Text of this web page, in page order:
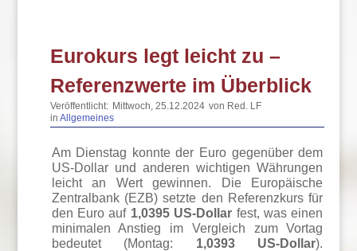
Eurokurs legt leicht zu –
Referenzwerte im Überblick
Veröffentlicht: Mittwoch, 25.12.2024 von Red. LF
inAllgemeines
Am Dienstag konnte der Euro gegenüber dem
US-Dollar und anderen wichtigen Währungen
leicht an Wert gewinnen. Die Europäische
Zentralbank (EZB) setzte den Referenzkurs für
den Euro auf 1,0395 US-Dollar fest, was einen
minimalen Anstieg im Vergleich zum Vortag
bedeutet (Montag: 1,0393 US-Dollar).